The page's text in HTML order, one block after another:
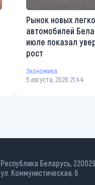
Рынок новых
автомобилей
июле показал
рост
Экономика
5 августа, 2026 21:44
Республика Беларусь,
ул. Коммунистическая, 6